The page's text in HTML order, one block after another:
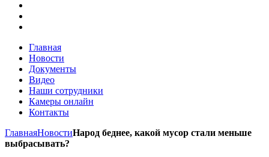
Главная
Новости
Документы
Видео
Наши сотрудники
Камеры онлайн
Контакты
ГлавнаяНовостиНарод беднее, какой мусор стали меньше
выбрасывать?